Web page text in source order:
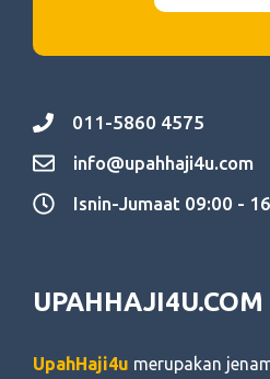
011-5860 4575
info@upahhaji4u.com
Isnin-Jumaat 09:00 -
UPAHHAJI4U.COM
UpahHaji4u merupakan